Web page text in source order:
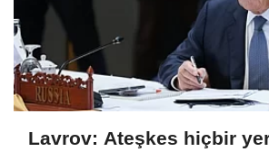
Lavrov: Ateşkes hiçbir